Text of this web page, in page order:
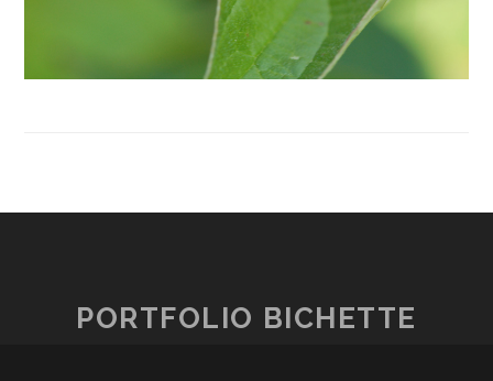
PORTFOLIO BICHETTE